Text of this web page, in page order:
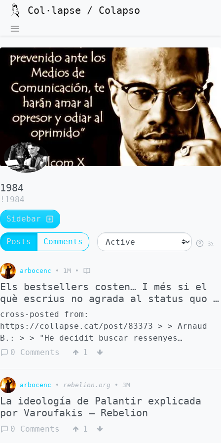
Col·lapse / Colapso
1984
!1984
Sidebar
Posts Comments
arbocenc • 1M •
Els bestsellers costen… I més si el
què escrius no agrada al status quo …
cross-posted from:
https://collapse.cat/post/83373 > > Arnaud
B.: > > "He decidit buscar ressenyes
independents de la versió anglesa de l'últim
mateix no l'havia llegit. > > Per a la meva
sorpresa, no en vaig trobar cap: ni una sola
ressenya reflexiva sobre el llibre! Fins i
tot a Amazon, comproveu-ho vosaltres
mateixos (amazon.com/XI-JINPING-GOV…): el
0 Comments 1
arbocenc • rebelion.org • 3M
La ideología de Palantir explicada
por Varoufakis – Rebelion
0 Comments 1